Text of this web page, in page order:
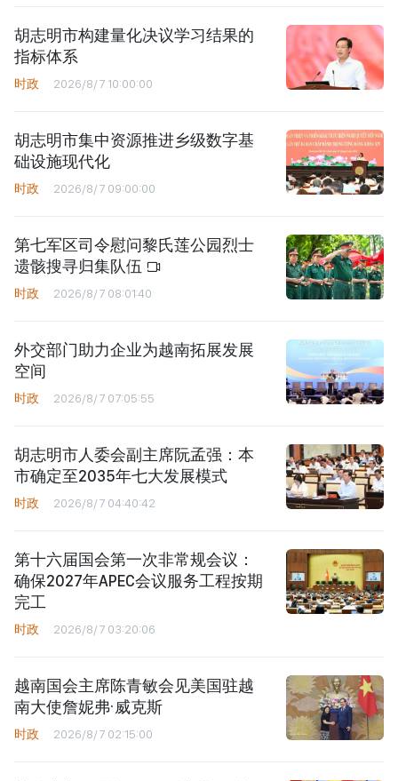
胡志明市构建量化决议学习结果的
指标体系
时政 2026/8/7 10:00:00
胡志明市集中资源推进乡级数字基
础设施现代化
时政 2026/8/7 09:00:00
第七军区司令慰问黎氏莲公园烈士
遗骸搜寻归集队伍
时政 2026/8/7 08:01:40
外交部门助力企业为越南拓展发展
空间
时政 2026/8/7 07:05:55
胡志明市人委会副主席阮孟强：本
市确定至2035年七大发展模式
时政 2026/8/7 04:40:42
第十六届国会第一次非常规会议：
确保2027年APEC会议服务工程按期
完工
时政 2026/8/7 03:20:06
越南国会主席陈青敏会见美国驻越
南大使詹妮弗·威克斯
时政 2026/8/7 02:15:00